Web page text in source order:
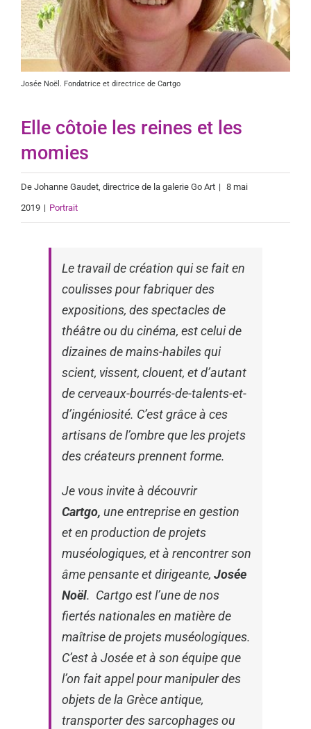
Josée Noël. Fondatrice et directrice de Cartgo
Elle côtoie les reines et les
momies
De Johanne Gaudet, directrice de la galerie Go Art | 8 mai
2019 | Portrait
Le travail de création qui se fait en
coulisses pour fabriquer des
expositions, des spectacles de
théâtre ou du cinéma, est celui de
dizaines de mains-habiles qui
scient, vissent, clouent, et d’autant
de cerveaux-bourrés-de-talents-et-
d’ingéniosité. C’est grâce à ces
artisans de l’ombre que les projets
des créateurs prennent forme.
Je vous invite à découvrir
Cartgo, une entreprise en gestion
et en production de projets
muséologiques, et à rencontrer son
âme pensante et dirigeante, Josée
Noël. Cartgo est l’une de nos
fiertés nationales en matière de
maîtrise de projets muséologiques.
C’est à Josée et à son équipe que
l’on fait appel pour manipuler des
objets de la Grèce antique,
transporter des sarcophages ou